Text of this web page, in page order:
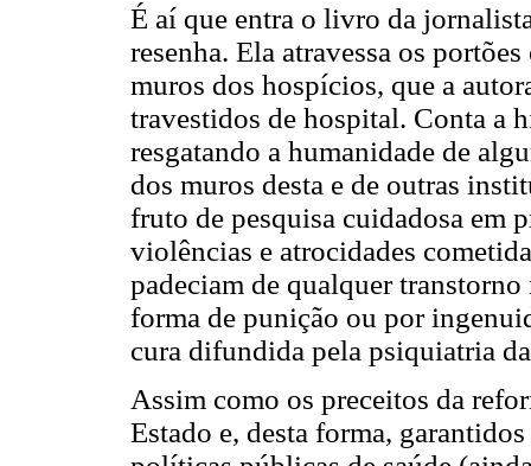
É aí que entra o livro da
resenha. Ela atravessa os
muros dos hospícios, que a
travestidos de hospital. Conta a
resgatando a humanidade de
dos muros desta e de outras
fruto de pesquisa cuidadosa em
violências e atrocidades
padeciam de qualquer
forma de punição ou por
cura difundida pela psiquiatria
Assim como os preceitos da
Estado e, desta forma,